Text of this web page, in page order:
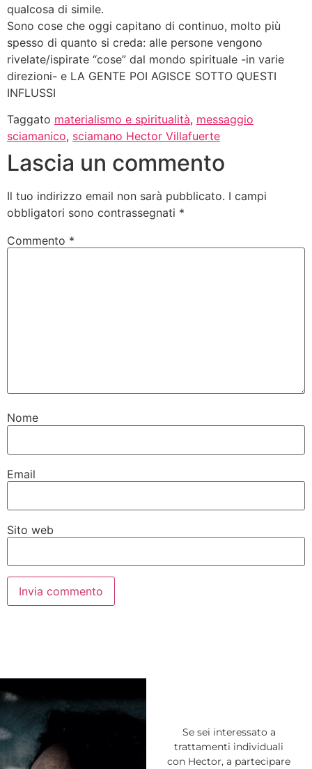
qualcosa di simile.
Sono cose che oggi capitano di continuo, molto più
spesso di quanto si creda: alle persone vengono
rivelate/ispirate “cose” dal mondo spirituale -in varie
direzioni- e LA GENTE POI AGISCE SOTTO QUESTI
INFLUSSI
Taggato materialismo e spiritualità, messaggio
sciamanico, sciamano Hector Villafuerte
Lascia un commento
Il tuo indirizzo email non sarà pubblicato. I campi
obbligatori sono contrassegnati *
Commento *
Nome
Email
Sito web
Se sei interessato a
trattamenti individuali
con Hector, a partecipare